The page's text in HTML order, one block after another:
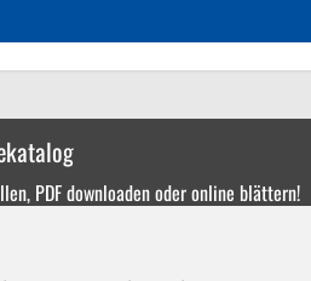
PDF downloaden oder online blättern!